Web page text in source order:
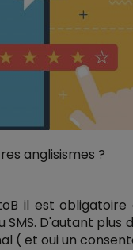
anglisismes ?
il est
D'autant
( et oui un